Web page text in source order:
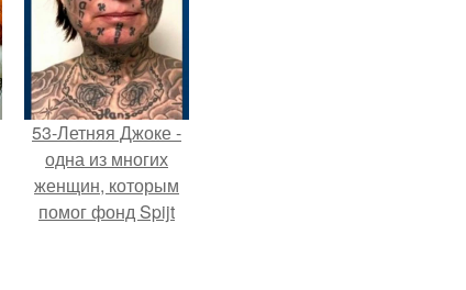
53-Летняя Джоке -
одна из многих
женщин, которым
помог фонд Spijt